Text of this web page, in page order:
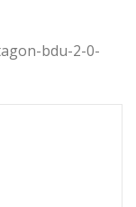
bdu-2-0-